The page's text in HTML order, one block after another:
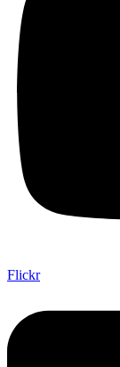
Flickr